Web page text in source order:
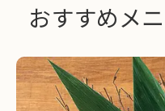
おすすめメ